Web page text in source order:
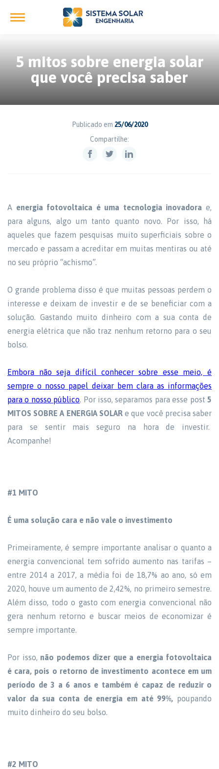
5 mitos sobre energia solar
que você precisa saber
Publicado em 25/06/2020
Compartilhe:
A energia fotovoltaica é uma tecnologia inovadora e,
para alguns, algo um tanto quanto novo. Por isso, há
aqueles que fazem pesquisas muito superficiais sobre o
mercado e passam a acreditar em muitas mentiras ou até
no seu próprio “achismo”.
O grande problema disso é que muitas pessoas perdem o
interesse e deixam de investir e de se beneficiar com a
solução. Gastando muito dinheiro com a sua conta de
energia elétrica que não traz nenhum retorno para o seu
bolso.
Embora não seja difícil conhecer sobre esse meio, é
sempre o nosso papel deixar bem clara as informações
para o nosso público. Por isso, separamos para esse post5
MITOS SOBRE A ENERGIA SOLARe que você precisa saber
para se sentir mais seguro na hora de investir.
Acompanhe!
#1 MITO
É uma solução cara e não vale o investimento
Primeiramente, é sempre importante analisar o quanto a
energia convencional tem sofrido aumento nas tarifas –
entre 2014 a 2017, a média foi de 18,7% ao ano, só em
2020, houve um aumento de 2,42%, no primeiro semestre.
Além disso, todo o gasto com energia convencional não
gera nenhum retorno e buscar meios de economizar é
sempre importante.
Por isso, não podemos dizer que a energia fotovoltaica
é cara, pois o retorno de investimento acontece em um
período de 3 a 6 anos e também é capaz de reduzir o
valor da sua conta de energia em até 99%, poupando
muito dinheiro do seu bolso.
#2 MITO